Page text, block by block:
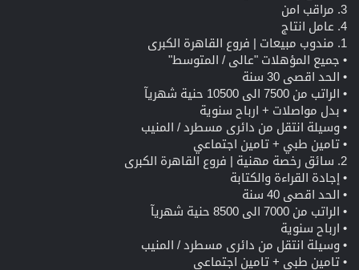
3. مراقب امن
4. عامل انتاج
1. مندوب مبيعات | فروع القاهرة الكبرى
• جميع المؤهلات "عالى / المتوسط"
• الحد اقصى 30 سنة
• الراتب من 7500 الى 10500 حنية شهريآ
• بدل مواصلات + ارباح سنوية
• وسيلة انتقل من دائرى مسطرد / المنيب
• تامين طبي + تامين اجتماعي
2. سائق رخصة مهنية | فروع القاهرة الكبرى
• إجادة القراءة والكتابة
• الحد اقصى 40 سنة
• الراتب من 7000 الى 8500 حنية شهريآ
• ارباح سنوية
• وسيلة انتقل من دائرى مسطرد / المنيب
• تامين طبي + تامين اجتماعي